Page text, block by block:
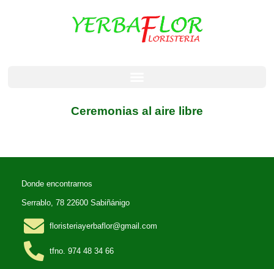
Ceremonias al aire libre
Donde encontrarnos
Serrablo, 78 22600 Sabiñánigo
floristeriayerbaflor@gmail.com
tfno. 974 48 34 66